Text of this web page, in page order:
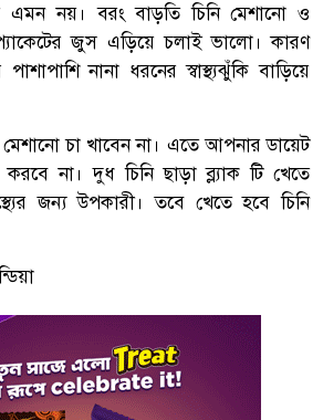
এমন নয়। বরং বাড়তি চিনি মেশানো ও
প্যাকেটের জুস এড়িয়ে চলাই ভালো। কারণ
নানা ধরনের স্বাস্থ্যঝুঁকি বাড়িয়ে
চা খাবেন না। এতে আপনার ডায়েট
না। দুধ চিনি ছাড়া ব্ল্যাক টি খেতে
জন্য উপকারী। তবে খেতে হবে চিনি